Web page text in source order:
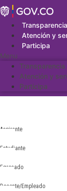
Saltar
al
contenido
Atención y
Participa
Menu
Atención y
Participa
Aspirante
Estudiante
Egresado
Docente/Empleado